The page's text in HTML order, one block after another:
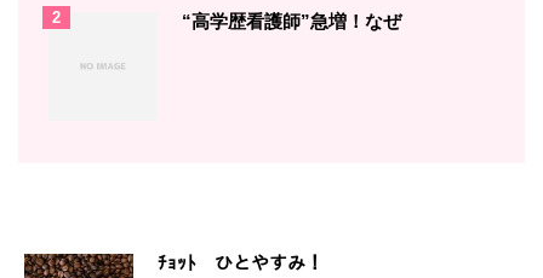
2 “高学歴看護師”急増！なぜ
ﾁｮｯﾄ ひとやすみ！